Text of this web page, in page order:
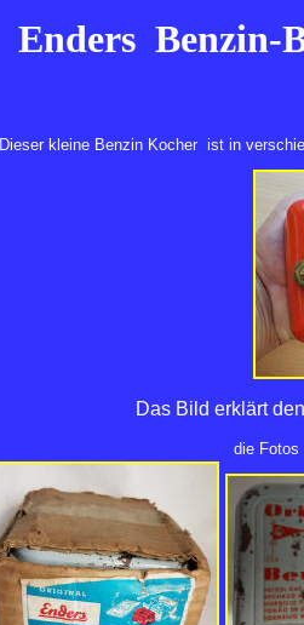
Enders Benzin-
Dieser kleine Benzin Kocher ist in
Das Bild erklärt
die Fotos